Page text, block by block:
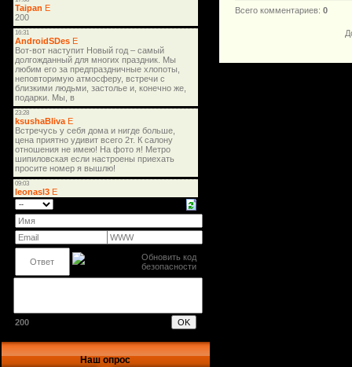
200
Наш опрос
Всего комментариев: 0